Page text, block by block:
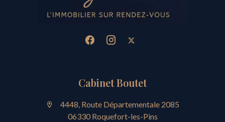
Cabinet Boutet
4448, Route Départementale 2085
06330 Roquefort-les-Pins